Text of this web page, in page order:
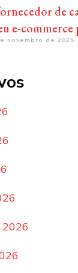
de
e-commerce
novembro de 2025